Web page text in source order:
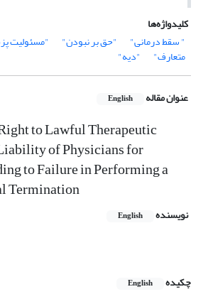
کلیدواژه‌ها
" سقط درمانی"
"حق بر نبودن" "مسئولیت
متعارف" "دیه"
عنوان مقاله English
to Lawful Therapeutic
of Physicians for
to Failure in Performing a
Termination
نویسنده English
چکیده
English